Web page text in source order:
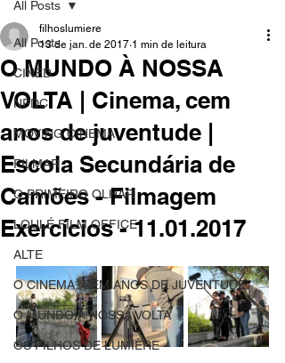
All Posts
CINED
NPDC
MOVING CINEMA
FILMAR
O PRIMEIRO OLHAR
LOULÉ FILM OFFICE
ALTE
O CINEMA, CEM ANOS DE JUVENTUDE
O MUNDO À NOSSA VOLTA
OS FILHOS DE LUMIÈRE
All Posts
O MUNDO À NOSSA
VOLTA | Cinema, cem
anos de juventude |
Escola Secundária de
Camões - Filmagem
Exercícios - 11.01.2017
filhoslumiere
13 de jan. de 2017 1 min de leitura